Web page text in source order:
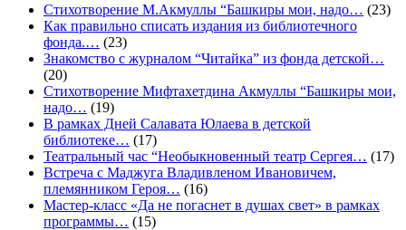
Стихотворение М.Акмуллы “Башкиры мои, надо… (23)
Как правильно списать издания из библиотечного
фонда.… (23)
Знакомство с журналом “Читайка” из фонда детской…
(20)
Стихотворение Мифтахетдина Акмуллы “Башкиры мои,
надо… (19)
В рамках Дней Салавата Юлаева в детской
библиотеке… (17)
Театральный час “Необыкновенный театр Сергея… (17)
Встреча с Маджуга Владивленом Ивановичем,
племянником Героя… (16)
Мастер-класс «Да не погаснет в душах свет» в рамках
программы… (15)